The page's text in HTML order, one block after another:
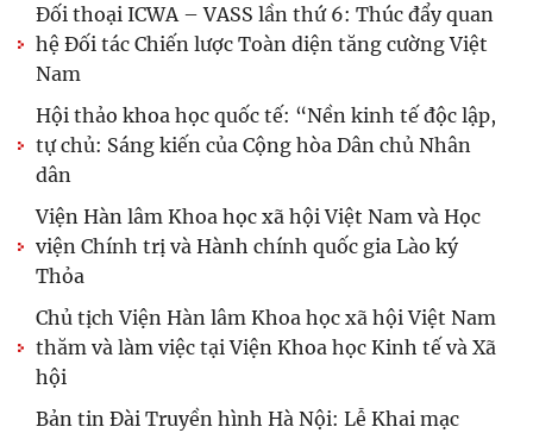
Đối thoại ICWA – VASS lần thứ 6: Thúc đẩy quan
hệ Đối tác Chiến lược Toàn diện tăng cường Việt
Nam
Hội thảo khoa học quốc tế: “Nền kinh tế độc lập,
tự chủ: Sáng kiến của Cộng hòa Dân chủ Nhân
dân
Viện Hàn lâm Khoa học xã hội Việt Nam và Học
viện Chính trị và Hành chính quốc gia Lào ký
Thỏa
Chủ tịch Viện Hàn lâm Khoa học xã hội Việt Nam
thăm và làm việc tại Viện Khoa học Kinh tế và Xã
hội
Bản tin Đài Truyền hình Hà Nội: Lễ Khai mạc